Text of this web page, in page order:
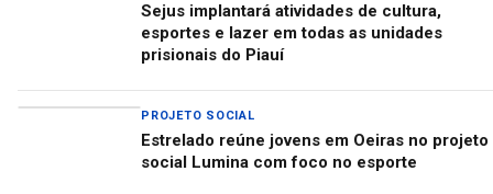
Sejus implantará atividades de cultura,
esportes e lazer em todas as unidades
prisionais do Piauí
PROJETO SOCIAL
Estrelado reúne jovens em Oeiras no projeto
social Lumina com foco no esporte